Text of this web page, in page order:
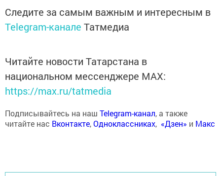
Следите за самым важным и интересным в
Telegram-канале Татмедиа
Читайте новости Татарстана в
национальном мессенджере MАХ:
https://max.ru/tatmedia
Подписывайтесь на наш Telegram-канал, а также
читайте нас Вконтакте,Одноклассниках, «Дзен» и Макс